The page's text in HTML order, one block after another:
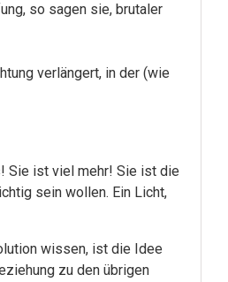
so sagen sie, brutaler
verlängert, in der (wie
Sie ist viel mehr! Sie ist die
sein wollen. Ein Licht,
wissen, ist die Idee
zu den übrigen